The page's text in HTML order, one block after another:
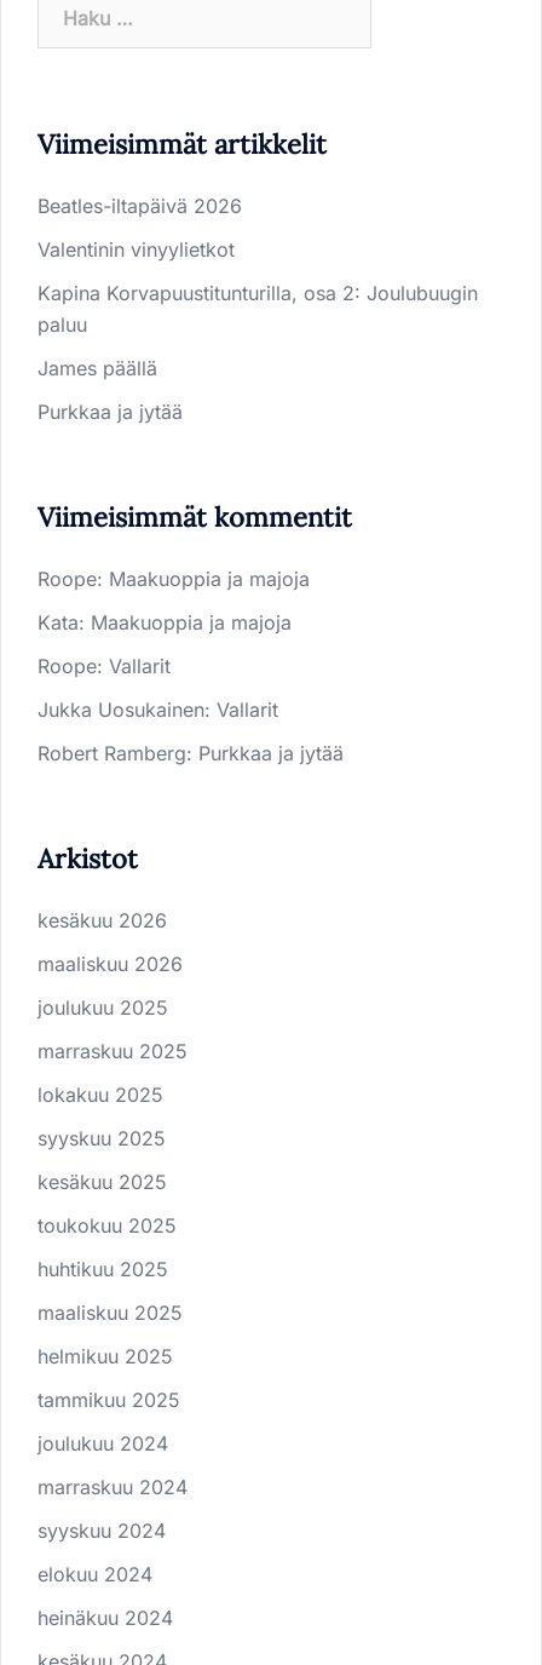
Viimeisimmät artikkelit
Beatles-iltapäivä 2026
Valentinin vinyylietkot
Kapina Korvapuustitunturilla, osa 2: Joulubuugin
paluu
James päällä
Purkkaa ja jytää
Viimeisimmät kommentit
Roope: Maakuoppia ja majoja
Kata: Maakuoppia ja majoja
Roope: Vallarit
Jukka Uosukainen: Vallarit
Robert Ramberg: Purkkaa ja jytää
Arkistot
kesäkuu 2026
maaliskuu 2026
joulukuu 2025
marraskuu 2025
lokakuu 2025
syyskuu 2025
kesäkuu 2025
toukokuu 2025
huhtikuu 2025
maaliskuu 2025
helmikuu 2025
tammikuu 2025
joulukuu 2024
marraskuu 2024
syyskuu 2024
elokuu 2024
heinäkuu 2024